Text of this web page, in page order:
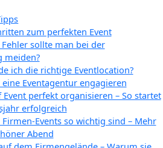
zum perfekten Event
sollte man bei der
meiden?
ich die richtige Eventlocation?
Eventagentur engagieren
Event perfekt organisieren – So startet
erfolgreich
Events so wichtig sind – Mehr
Abend